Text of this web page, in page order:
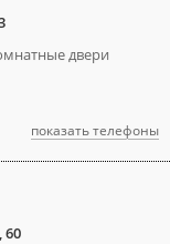
двери
показать телефоны
60